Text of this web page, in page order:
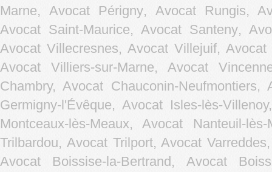
Marne, Avocat Périgny, Avocat Rungis,
Avocat Saint-Maurice,Avocat Santeny,
Avocat Villecresnes,Avocat Villejuif,Avocat
Avocat Villiers-sur-Marne,Avocat
Chambry, Avocat Chauconin-
Germigny-l'Évêque, Avocat Isles-lès-
Montceaux-lès-Meaux, Avocat Nanteuil-
Trilbardou, Avocat Trilport, Avocat
Avocat Boissise-la-Bertrand, Avocat